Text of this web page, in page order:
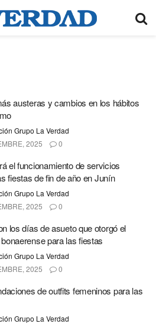
austeras y cambios en los hábitos
Grupo La Verdad
2025
0
el funcionamiento de servicios
fiestas de fin de año en Junín
Grupo La Verdad
2025
0
los días de asueto que otorgó el
para las fiestas
Grupo La Verdad
2025
0
de outfits femeninos para las
Grupo La Verdad